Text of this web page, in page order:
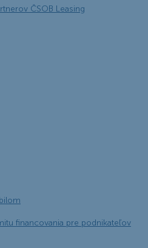
ČSOB Leasing
financovania pre podnikateľov